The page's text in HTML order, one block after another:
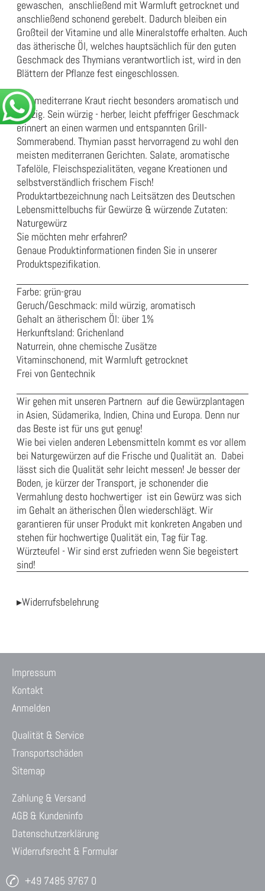
gewaschen, anschließend mit Warmluft getrocknet und
anschließend schonend gerebelt. Dadurch bleiben ein
Großteil der Vitamine und alle Mineralstoffe erhalten. Auch
das ätherische Öl, welches hauptsächlich für den guten
Geschmack des Thymians verantwortlich ist, wird in den
Blättern der Pflanze fest eingeschlossen.
Das mediterrane Kraut riecht besonders aromatisch und
würzig. Sein würzig - herber, leicht pfeffriger Geschmack
erinnert an einen warmen und entspannten Grill-
Sommerabend. Thymian passt hervorragend zu wohl den
meisten mediterranen Gerichten. Salate, aromatische
Tafelöle, Fleischspezialitäten, vegane Kreationen und
selbstverständlich frischem Fisch!
Produktartbezeichnung nach Leitsätzen des Deutschen
Lebensmittelbuchs für Gewürze & würzende Zutaten:
Naturgewürz
Sie möchten mehr erfahren?
Genaue Produktinformationen finden Sie in unserer
Produktspezifikation.
Farbe: grün-grau
Geruch/Geschmack: mild würzig, aromatisch
Gehalt an ätherischem Öl: über 1%
Herkunftsland: Grichenland
Naturrein, ohne chemische Zusätze
Vitaminschonend, mit Warmluft getrocknet
Frei von Gentechnik
Wir gehen mit unseren Partnern auf die Gewürzplantagen
in Asien, Südamerika, Indien, China und Europa. Denn nur
das Beste ist für uns gut genug!
Wie bei vielen anderen Lebensmitteln kommt es vor allem
bei Naturgewürzen auf die Frische und Qualität an. Dabei
lässt sich die Qualität sehr leicht messen! Je besser der
Boden, je kürzer der Transport, je schonender die
Vermahlung desto hochwertiger ist ein Gewürz was sich
im Gehalt an ätherischen Ölen wiederschlägt. Wir
garantieren für unser Produkt mit konkreten Angaben und
stehen für hochwertige Qualität ein, Tag für Tag.
Würzteufel - Wir sind erst zufrieden wenn Sie begeistert
sind!
▸Widerrufsbelehrung
Impressum
Kontakt
Anmelden
Qualität & Service
Transportschäden
Sitemap
Zahlung & Versand
AGB & Kundeninfo
Datenschutzerklärung
Widerrufsrecht & Formular
+49 7485 9767 0